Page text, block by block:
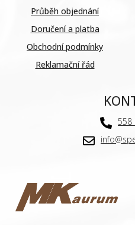
Průběh objednání
Doručení a platba
Obchodní podmínky
Reklamační řád
558